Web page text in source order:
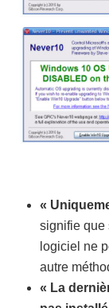
«
signifie que
logiciel ne
autre
« La